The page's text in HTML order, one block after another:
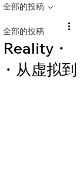
全部的投稿
全部的投稿
・
从虚拟到